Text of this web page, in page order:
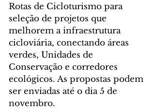
Rotas de Cicloturismo para
seleção de projetos que
melhorem a infraestrutura
cicloviária, conectando áreas
verdes, Unidades de
Conservação e corredores
ecológicos. As propostas podem
ser enviadas até o dia 5 de
novembro.